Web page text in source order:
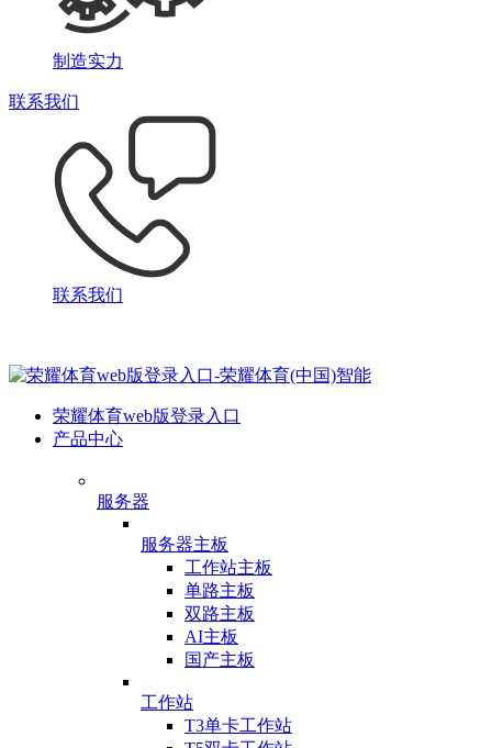
制造实力
联系我们
联系我们
荣耀体育web版登录入口
产品中心
服务器
服务器主板
工作站主板
单路主板
双路主板
AI主板
国产主板
工作站
T3单卡工作站